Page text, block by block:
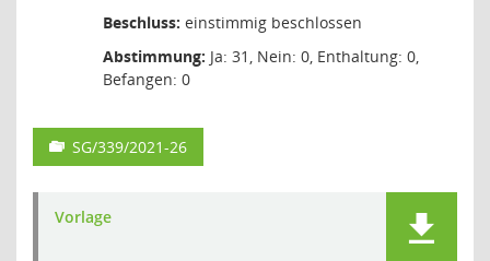
Beschluss: einstimmig beschlossen
Abstimmung: Ja: 31, Nein: 0, Enthaltung: 0,
Befangen: 0
SG/339/2021-26
Vorlage